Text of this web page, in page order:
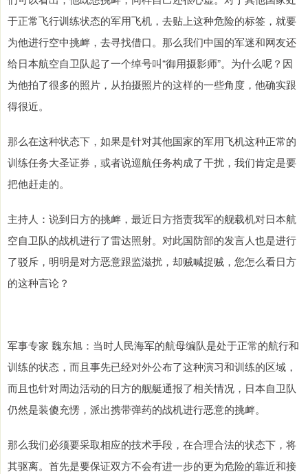
于正常飞行训练状态的军用飞机，去贴上这种危险的标签，就要
为他进行空中挑衅，去寻找借口。那么我们中国的军迷和网友还
给日本航空自卫队起了一个绰号叫“御用摄影师”。为什么呢？因
为他拍了很多的照片，从拍摄照片的这样的一些角度，他确实跟
得很近。
那么在这种状态下，如果是针对其他国家的军用飞机这种正常的
训练任务大圣证券，或者说巡航任务构成了干扰，我们肯定是要
把他赶走的。
主持人：说到日方的挑衅，最近日方指责我军的舰载机对日本航
空自卫队的战机进行了雷达照射。对此国防部的发言人也是进行
了驳斥，明明是对方恶意跟监滋扰，却贼喊捉贼，您怎么看日方
的这种言论？
军事专家 魏东旭：当时人民海军的航母编队是处于正常的航行和
训练的状态，而且事先已经对外公布了这种演习和训练的区域，
而且也针对周边活动的日方的舰艇通报了相关情况，日本自卫队
仍然是装傻充愣，派出携带弹药的战机进行恶意的挑衅。
那么我们必须要采取相应的技术手段，在合理合法的状态下，将
其驱离。首先是要保证双方不会有进一步的更为危险的靠近和接